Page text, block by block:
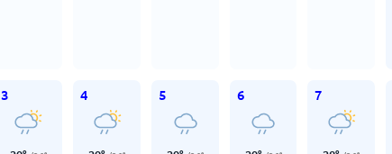
3 4 5 6 7